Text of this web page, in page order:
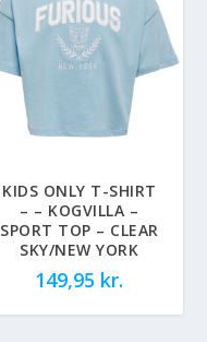
KIDS ONLY T-SHIRT
– – KOGVILLA –
SPORT TOP – CLEAR
SKY/NEW YORK
149,95 kr.